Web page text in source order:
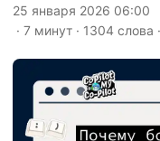
25 января 2026 06:00
· 7 минут · 1304